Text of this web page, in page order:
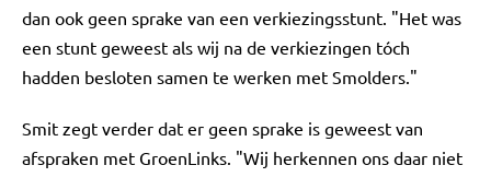
dan ook geen sprake van een verkiezingsstunt. "Het was
een stunt geweest als wij na de verkiezingen tóch
hadden besloten samen te werken met Smolders."
Smit zegt verder dat er geen sprake is geweest van
afspraken met GroenLinks. "Wij herkennen ons daar niet